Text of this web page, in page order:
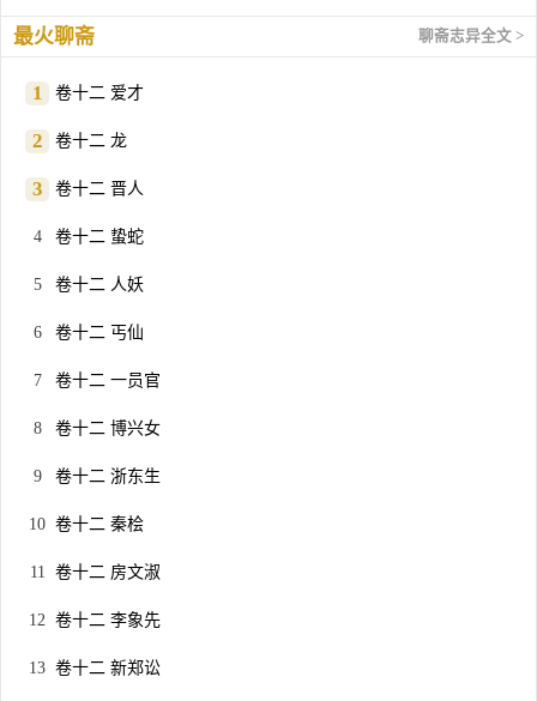
最火聊斋 聊斋志异全文 >
卷十二 爱才
卷十二 龙
卷十二 晋人
卷十二 蛰蛇
卷十二 人妖
卷十二 丐仙
卷十二 一员官
卷十二 博兴女
卷十二 浙东生
卷十二 秦桧
卷十二 房文淑
卷十二 李象先
卷十二 新郑讼